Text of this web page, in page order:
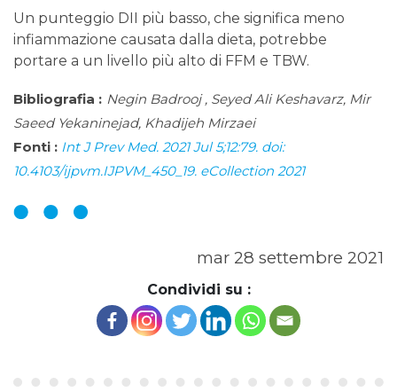
Un punteggio DII più basso, che significa meno
infiammazione causata dalla dieta, potrebbe
portare a un livello più alto di FFM e TBW.
Bibliografia : Negin Badrooj , Seyed Ali Keshavarz, Mir
Saeed Yekaninejad, Khadijeh Mirzaei
Fonti : Int J Prev Med. 2021 Jul 5;12:79. doi:
10.4103/ijpvm.IJPVM_450_19. eCollection 2021
mar 28 settembre 2021
Condividi su :